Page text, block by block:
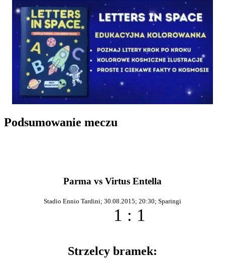
Podsumowanie meczu
Parma vs Virtus Entella
Stadio Ennio Tardini; 30.08.2015; 20:30; Sparingi
1 : 1
Strzelcy bramek: